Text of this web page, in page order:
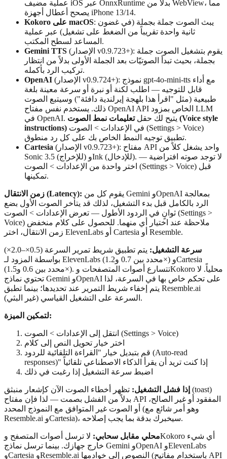
عملية مضيف iOS عبر OnnxRuntime بدلاً من WebView، مما
يصحح أعطال أجهزة iPhone 13/14.
Kokoro على macOS: يبث الصوت جملة بجملة (في غضون
ثانية واحدة تقريباً من الضغط على تشغيل) عبر عملية
المساعد لسطح المكتب.
Gemini TTS (الإصدار v0.9.723+): يقوم بتشغيل الصوت جملة
بجملة، بحيث تبدأ الصوتيّات بعد الجملة الأولى بدلاً من انتظار
تركيب الرد بأكمله.
OpenAI (الإصدار v0.9.724+): نموذج gpt-4o-mini-tts مع أداء
قابل للتوجيه — اطلب لكنة أو نبرة أو سرعة معينة بلغة
طبيعية (مثل "اقرأ هذا بلهجة إيرلندية دافئة") وسيتبع الصوت
ذلك. يستخدم نفس مفتاح OpenAI API الخاص بمزود LLM
في OpenAI. يتيح لك حقلتعليمات نمط الصوت (Voice style
instructions)
تطبيق توجيه النمط الخاص بك على كل رد منطوق.
Cartesia (الإصدار v0.9.723+): مفتاح API واحد يشغل كلاً من
Sonic 3.5 (للإخراج) وInk (للإدخال). لا توجد صوته افتراضية —
اختر واحدة من الإعدادات > الصوت (Settings > Voice) قبل
تمكينها.
زمن الانتقال (Latency):
الرد بالكامل قبل بدء التشغيل، لذلك قد يتأخر الصوت الأول بضع
ثوانٍ في الردود الأطول — تعرض الإعدادات > الصوت (Settings >
Voice) ملاحظة عند اختيار أي منهما. للحصول على كلام منخفض
زمن الانتقال، اختر ElevenLabs أو Cartesia أو Resemble.
سرعة التشغيل:
يتم تطبيق شريط تمرير السرعة (0.5×–2.0×)
بواسطة المزود لـ ElevenLabs (محدد بين 0.7 و1.2×) وCartesia
(محدد بين 0.6 و1.5×). تتسارع أصوات المتصفحات وKokoro محلياً. لا
تحتوي نماذج Gemini وOpenAI على تحكم خاص بها في السرعة، لذا
يتم إخفاء شريط التمرير عند تحديدها؛ بينما تطبق Resemble.ai
السرعة على التشغيل القياسي (غير البثي).
لتمكين الميزة:
انتقل إلى الإعدادات > الصوت (Settings > Voice)
اختر خيار تحويل النص إلى كلام
قم بتبديل خيار "القراءة التلقائية للردود (Auto-read
responses)" إذا كنت تريد أن يقرأ الذكاء الاصطناعي تلقائياً
اضبط سرعة التشغيل إذا رغبت في ذلك
إذا فشل التشغيل: تظهر أخطاء الصوت الآن كإشعار منبثق (toast)
بدلاً من الفشل بصمت — لذا فإن مفتاح API المفقود أو غير الصالح،
أو الصوت غير المتوافق مع النموذج المحدد (وهو أمر شائع مع
Resemble.ai وCartesia)، سيخبرك بدقة بما يجب إصلاحه.
محلي مقابل سحابي: لا ترسل أصوات المتصفح وKokoro أي شيء
خارج جهازك. بينما ترسل نماذج Gemini وOpenAI وElevenLabs
وCartesia وResemble.ai النصوص إلى خوادمها (باستخدام مفاتيح API